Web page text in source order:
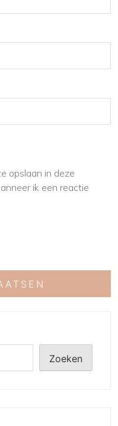
opslaan in deze
ik een reactie
Zoeken